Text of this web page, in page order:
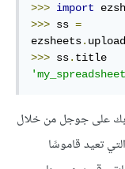
>>> import
>>> ss =
ezsheets. upload
>>> ss.
على جوجل من خلال
التي تعيد قاموسًا